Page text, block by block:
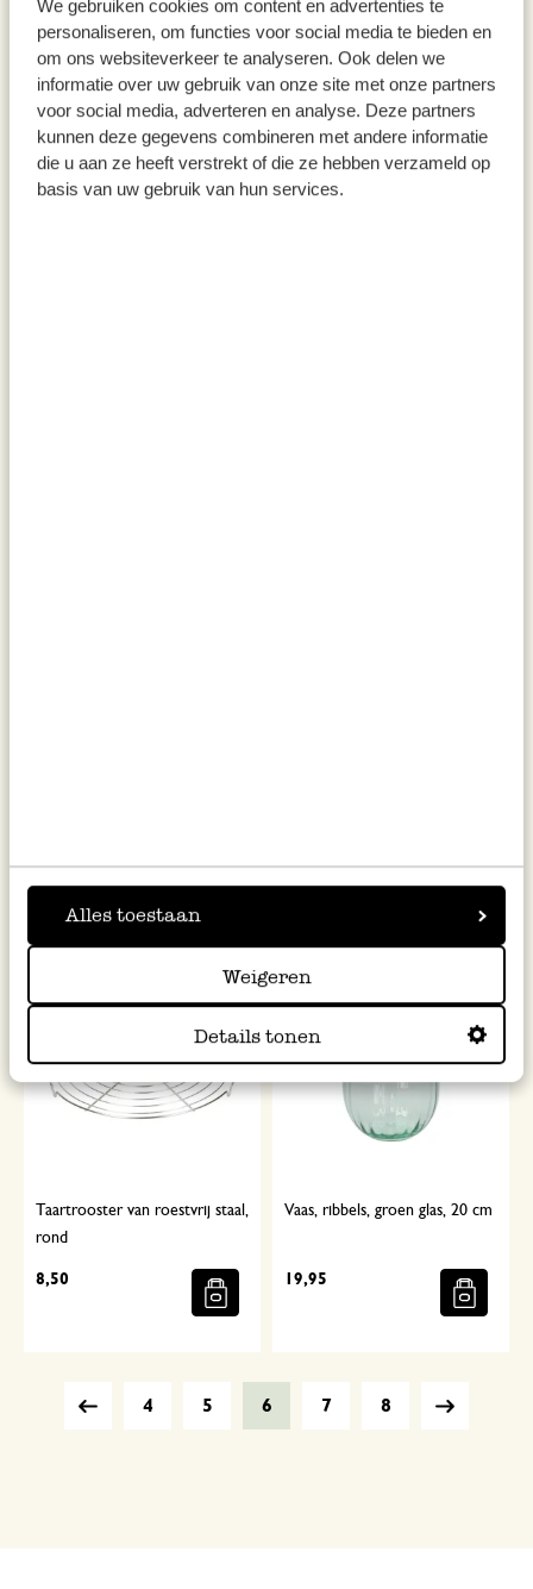
We gebruiken cookies om content en advertenties te
personaliseren, om functies voor social media te bieden en
om ons websiteverkeer te analyseren. Ook delen we
informatie over uw gebruik van onze site met onze partners
voor social media, adverteren en analyse. Deze partners
kunnen deze gegevens combineren met andere informatie
die u aan ze heeft verstrekt of die ze hebben verzameld op
basis van uw gebruik van hun services.
Alles toestaan
Weigeren
Details tonen
cm, 10 stuks
6,95
500 ml
24,95
49,90 / l
34,95
3,75
Taartrooster van roestvrij staal,
rond
8,50
Vaas, ribbels, groen glas, 20 cm
19,95
4 5 6 7 8